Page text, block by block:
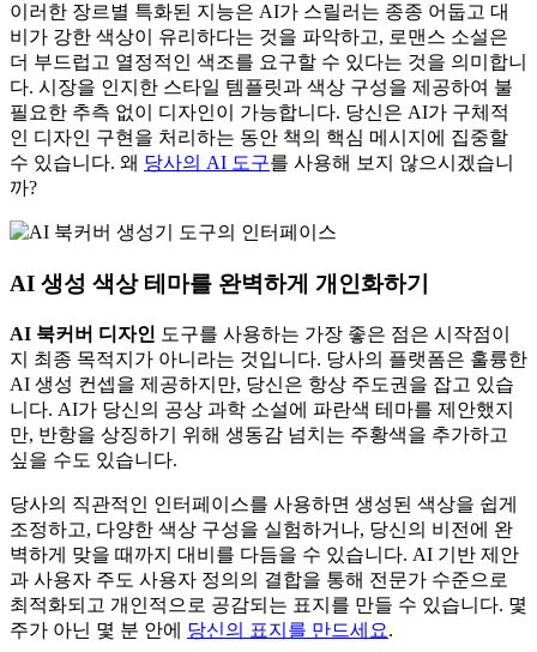
이러한 장르별 특화된 지능은 AI가 스릴러는 종종 어둡고 대
비가 강한 색상이 유리하다는 것을 파악하고, 로맨스 소설은
더 부드럽고 열정적인 색조를 요구할 수 있다는 것을 의미합니
다. 시장을 인지한 스타일 템플릿과 색상 구성을 제공하여 불
필요한 추측 없이 디자인이 가능합니다. 당신은 AI가 구체적
인 디자인 구현을 처리하는 동안 책의 핵심 메시지에 집중할
수 있습니다. 왜 당사의 AI 도구를 사용해 보지 않으시겠습니
까?
AI 생성 색상 테마를 완벽하게 개인화하기
AI 북커버 디자인 도구를 사용하는 가장 좋은 점은 시작점이
지 최종 목적지가 아니라는 것입니다. 당사의 플랫폼은 훌륭한
AI 생성 컨셉을 제공하지만, 당신은 항상 주도권을 잡고 있습
니다. AI가 당신의 공상 과학 소설에 파란색 테마를 제안했지
만, 반항을 상징하기 위해 생동감 넘치는 주황색을 추가하고
싶을 수도 있습니다.
당사의 직관적인 인터페이스를 사용하면 생성된 색상을 쉽게
조정하고, 다양한 색상 구성을 실험하거나, 당신의 비전에 완
벽하게 맞을 때까지 대비를 다듬을 수 있습니다. AI 기반 제안
과 사용자 주도 사용자 정의의 결합을 통해 전문가 수준으로
최적화되고 개인적으로 공감되는 표지를 만들 수 있습니다. 몇
주가 아닌 몇 분 안에 당신의 표지를 만드세요.